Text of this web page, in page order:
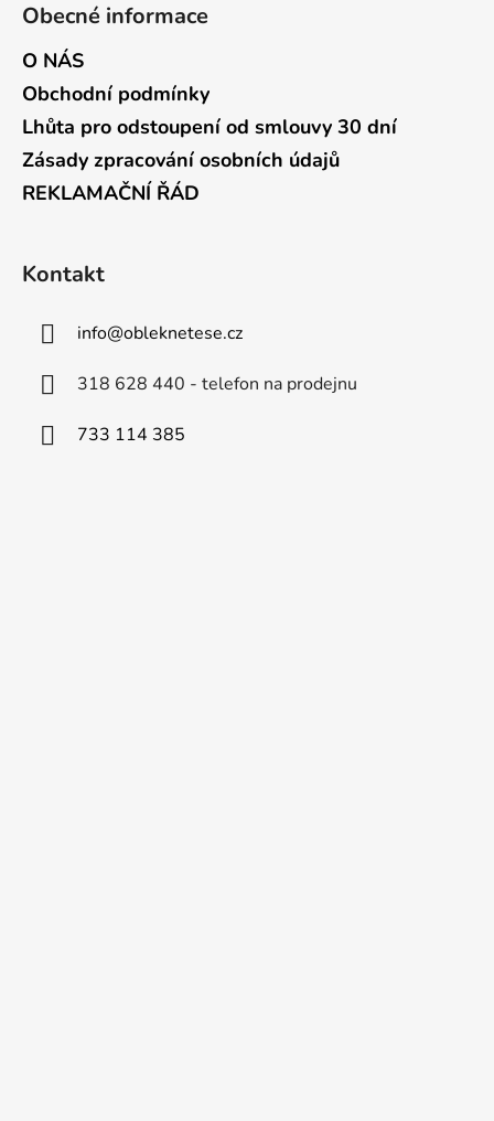
Obecné informace
O NÁS
Obchodní podmínky
Lhůta pro odstoupení od smlouvy 30 dní
Zásady zpracování osobních údajů
REKLAMAČNÍ ŘÁD
Kontakt
info@obleknetese.cz
318 628 440 - telefon na prodejnu
733 114 385